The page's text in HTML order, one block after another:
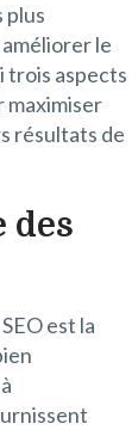
plus
le
trois aspects
maximiser
résultats de
des
est la